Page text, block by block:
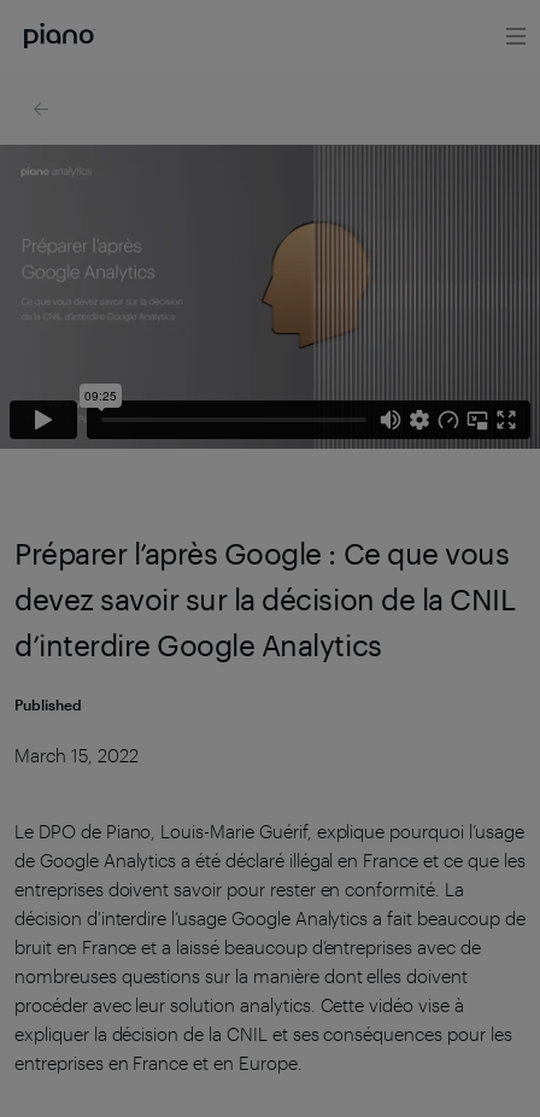
Préparer l’après Google : Ce que vous
devez savoir sur la décision de la CNIL
d’interdire Google Analytics
Published
March 15, 2022
Le DPO de Piano, Louis-Marie Guérif, explique pourquoi l’usage
de Google Analytics a été déclaré illégal en France et ce que les
entreprises doivent savoir pour rester en conformité. La
décision d'interdire l’usage Google Analytics a fait beaucoup de
bruit en France et a laissé beaucoup d’entreprises avec de
nombreuses questions sur la manière dont elles doivent
procéder avec leur solution analytics. Cette vidéo vise à
expliquer la décision de la CNIL et ses conséquences pour les
entreprises en France et en Europe.